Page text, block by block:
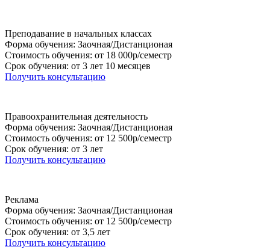
Преподавание в начальных классах
Форма обучения: Заочная/Дистанционая
Стоимость обучения: от 18 000р/семестр
Срок обучения: от 3 лет 10 месяцев
Получить консультацию
Правоохранительная деятельность
Форма обучения: Заочная/Дистанционая
Стоимость обучения: от 12 500р/семестр
Срок обучения: от 3 лет
Получить консультацию
Реклама
Форма обучения: Заочная/Дистанционая
Стоимость обучения: от 12 500р/семестр
Срок обучения: от 3,5 лет
Получить консультацию